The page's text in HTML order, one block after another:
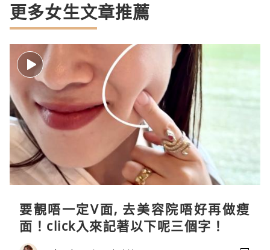
更多女生文章推薦
要靚唔一定V面, 去美容院唔好再做瘦
面！click入來記著以下呢三個字！